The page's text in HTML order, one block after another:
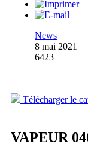
News
8 mai 2021
6423
Télécharger le
VAPEUR